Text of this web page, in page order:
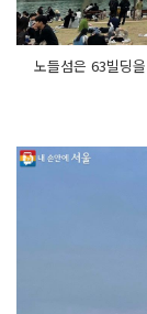
노들섬은 63빌딩